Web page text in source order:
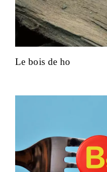
Le bois de ho